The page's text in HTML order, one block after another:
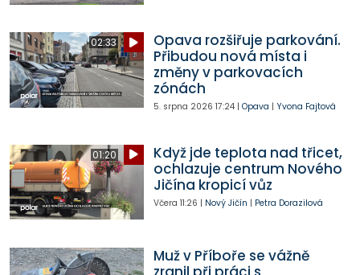
02:33
Opava rozšiřuje parkování.
Přibudou nová místa i
změny v parkovacích
zónách
5. srpna 2026 17:24| Opava | Yvona Fajtová
01:20
Když jde teplota nad třicet,
ochlazuje centrum Nového
Jičína kropicí vůz
Včera 11:26 | Nový Jičín | Petra Dorazilová
Muž v Příboře se vážně